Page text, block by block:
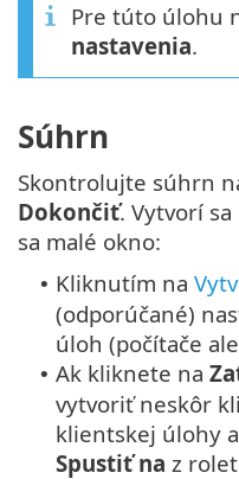
Pre túto úlohu
nastavenia.
Súhrn
Skontrolujte súhrn
Dokončiť. Vytvorí
sa malé okno:
• Kliknutím na
(odporúčané)
úloh (počítače
• Ak kliknete na
vytvoriť neskôr
klientskej úlohy
Spustiť na z